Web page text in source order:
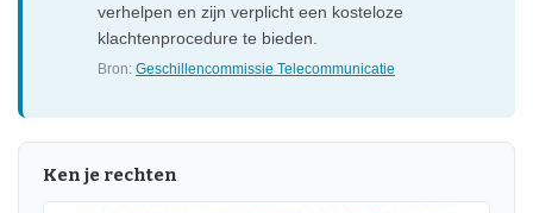
verhelpen en zijn verplicht een kosteloze
klachtenprocedure te bieden.
Bron:Geschillencommissie Telecommunicatie
Ken je rechten